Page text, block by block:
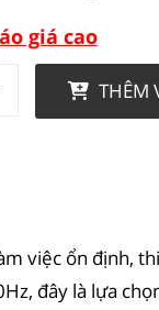
giá cao
THÊM
việc ổn định,
đây là lựa